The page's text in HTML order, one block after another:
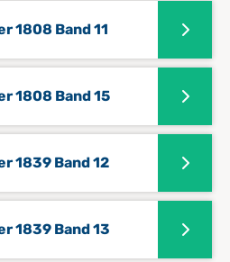
1808 Band 11
1808 Band 15
1839 Band 12
1839 Band 13